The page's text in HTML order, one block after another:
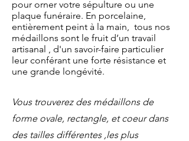
pour orner votre sépulture ou une
plaque funéraire. En porcelaine,
entièrement peint à la main, tous nos
médaillons sont le fruit d’un travail
artisanal , d'un savoir-faire particulier
leur conférant une forte résistance et
une grande longévité.
Vous trouverez des médaillons de
forme ovale, rectangle, et coeur dans
des tailles différentes ,les plus